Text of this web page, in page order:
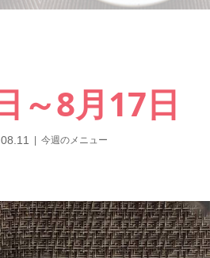
～8月17日
今週のメニュー